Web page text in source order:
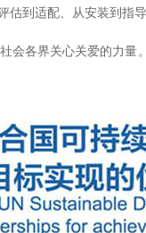
到适配、从安装到指
会各界关心关爱的力量